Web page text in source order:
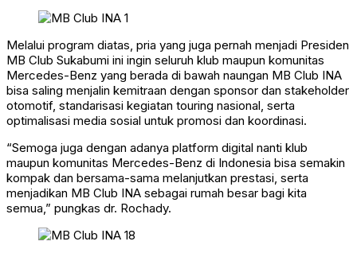
Melalui program diatas, pria yang juga pernah menjadi Presiden
MB Club Sukabumi ini ingin seluruh klub maupun komunitas
Mercedes-Benz yang berada di bawah naungan MB Club INA
bisa saling menjalin kemitraan dengan sponsor dan stakeholder
otomotif, standarisasi kegiatan touring nasional, serta
optimalisasi media sosial untuk promosi dan koordinasi.
“Semoga juga dengan adanya platform digital nanti klub
maupun komunitas Mercedes-Benz di Indonesia bisa semakin
kompak dan bersama-sama melanjutkan prestasi, serta
menjadikan MB Club INA sebagai rumah besar bagi kita
semua,” pungkas dr. Rochady.